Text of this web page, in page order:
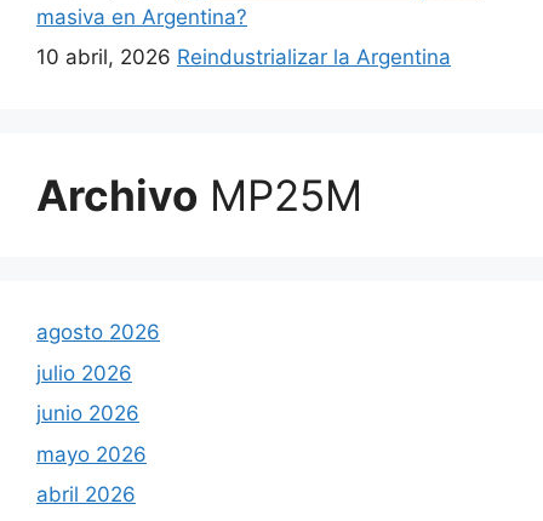
masiva en Argentina?
10 abril, 2026 Reindustrializar la Argentina
Archivo MP25M
agosto 2026
julio 2026
junio 2026
mayo 2026
abril 2026